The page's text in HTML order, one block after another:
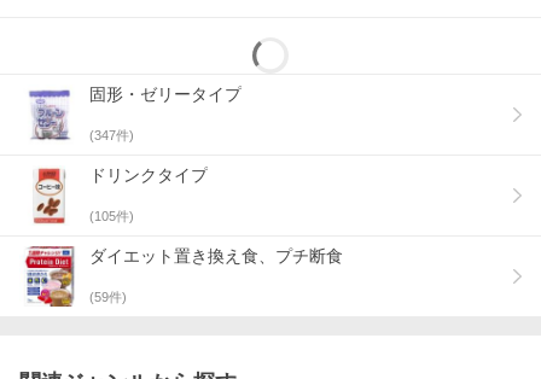
固形・ゼリータイプ
(347件)
ドリンクタイプ
(105件)
ダイエット置き換え食、プチ断食
(59件)